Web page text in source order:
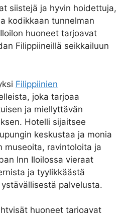
siistejä ja hyvin hoidettuja,
kodikkaan tunnelman
huoneet tarjoavat
Filippiineillä seikkailuun
Filippiinien
joka tarjoaa
ja miellyttävän
Hotelli sijaitsee
keskustaa ja monia
museoita, ravintoloita ja
Inn Iloilossa vieraat
ja tyylikkäästä
palvelusta.
huoneet tarjoavat